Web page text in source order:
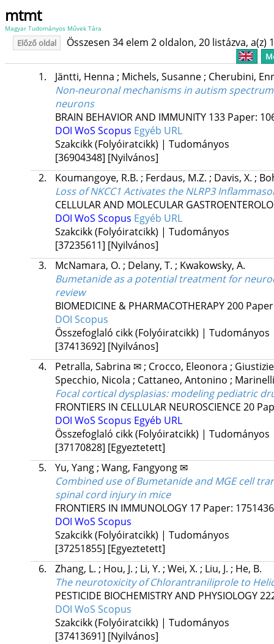
mtmt
Magyar Tudományos Művek Tára
Előző oldal Összesen 34 elem 2 oldalon, 20 listázva, a(z)
1. Jäntti, Henna ; Michels, Susanne; Cherubini,
Non-neuronal mechanisms in autism
neurons
BRAIN BEHAVIOR AND IMMUNITY 133 Paper:
DOI WoS Scopus Egyéb URL
Szakcikk (Folyóiratcikk) | Tudományos
[36904348] [Nyilvános]
2.
Koumangoye, R.B. ; Ferdaus, M.Z. ; Davis, X. ;
Loss of NKCC1 Activates the NLRP3
CELLULAR AND MOLECULAR
DOI WoS Scopus Egyéb URL
Szakcikk (Folyóiratcikk) | Tudományos
[37235611] [Nyilvános]
3.
McNamara, O. ; Delany, T. ; Kwakowsky, A.
Bumetanide as a potential treatment for
review
BIOMEDICINE & PHARMACOTHERAPY200
DOI Scopus
Összefoglaló cikk (Folyóiratcikk) | Tudományos
[37413692] [Nyilvános]
4.
Petralla, Sabrina ✉; Crocco, Eleonora ;
Specchio, Nicola ; Cattaneo, Antonino ;
Focal cortical dysplasias: modeling pediatric
FRONTIERS IN CELLULAR NEUROSCIENCE 20
DOI WoS Scopus Egyéb URL
Összefoglaló cikk (Folyóiratcikk) | Tudományos
[37170828] [Egyeztetett]
5.
Yu, Yang; Wang, Fangyong ✉
Combined use of Bumetanide and MGE cell
spinal cord injury in mice
FRONTIERS IN IMMUNOLOGY 17 Paper:
DOI WoS Scopus
Szakcikk (Folyóiratcikk) | Tudományos
[37251855] [Egyeztetett]
6.
Zhang, L. ; Hou, J. ; Li, Y. ; Wei, X. ; Liu, J. ; He, B.
The neurotoxicity of Chlorantraniliprole to
PESTICIDE BIOCHEMISTRY AND PHYSIOLOGY
DOI WoS Scopus
Szakcikk (Folyóiratcikk) | Tudományos
[37413691] [Nyilvános]